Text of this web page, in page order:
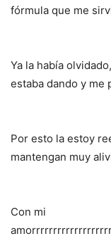
fórmula que me
Ya la había
estaba dando y me
Por esto la estoy
mantengan muy
Con mi